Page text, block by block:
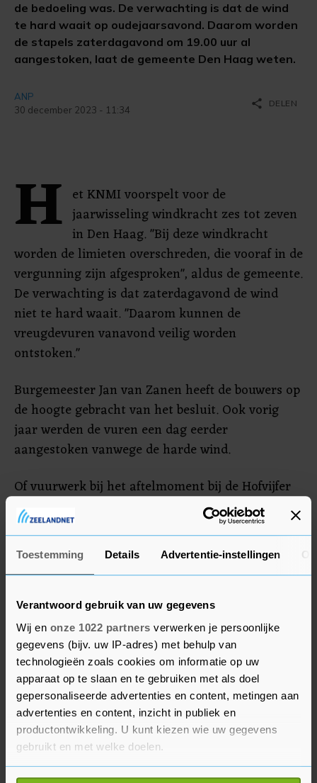
Toestemming Details Advertentie-instellingen
Verantwoord gebruik van uw gegevens
Wij en onze 1022 partners verwerken je persoonlijke
gegevens (bijv. uw IP-adres) met behulp van
technologieën zoals cookies om informatie op uw
apparaat op te slaan en te gebruiken met als doel
gepersonaliseerde advertenties en content, metingen aan
advertenties en content, inzicht in publiek en
productontwikkeling. U kunt kiezen wie uw gegevens
gebruikt en met welke doelen.
Als u het toestaat, willen we ook graag:
de bedoeling was. De verwachting is dat de wind
te hard waait op oudejaarsavond. Daarom worden
de stapels zaterdagavond om 19.00 uur al
aangestoken, laat de gemeente Den Haag weten.
ANP
30 december 2023 - 11:34
share DELEN
H et KNMI voorspelt voor de
jaarwisseling windkracht zes tot zeven
in Den Haag. "Bij deze windkracht
worden de limieten overschreden, die vooraf in de
vergunning zijn afgesproken", aldus de gemeente.
De verwachting is dat zaterdagavond de wind
niet te hard waait. "Daarom kunnen de
vreugdevuren vanavond veilig worden
ontstoken."
Burgemeester Jan van Zanen heeft de bouwers op
de hoogte gebracht van het besluit. Ook vorig
jaar werden de vuren een dag eerder
aangestoken vanwege de harde wind.
Of vuurwerk bij het aftelmoment bij de Hofvijfer
zal worden afgestoken, wordt op oudjaarsdag
besloten. Mocht het vuurwerk niet doorgaan dan
is er een licht- en lasershow, met muziek rond
het moment.